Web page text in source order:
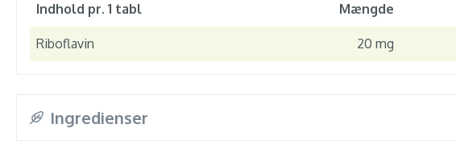
Indhold pr. 1 tabl Mængde
Riboflavin 20 mg
Ingredienser